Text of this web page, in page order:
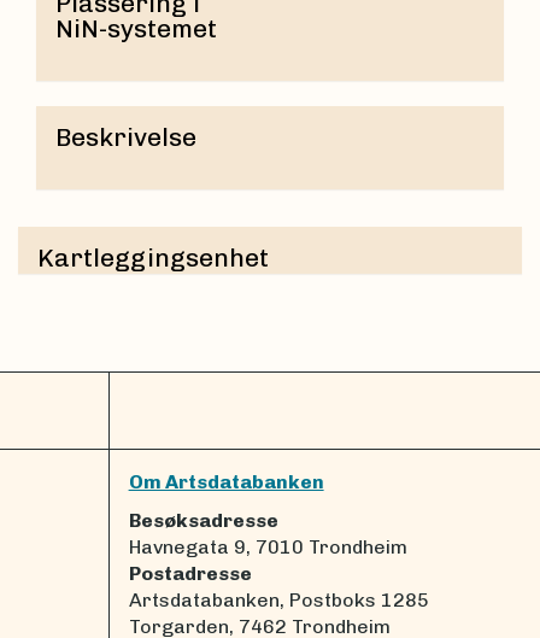
NiN-systemet
Beskrivelse
Kartleggingsenhet
Om Artsdatabanken
Besøksadresse
Havnegata 9, 7010 Trondheim
Postadresse
Artsdatabanken, Postboks 1285
Torgarden, 7462 Trondheim